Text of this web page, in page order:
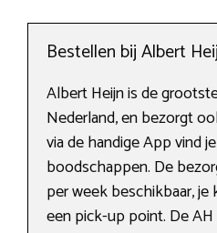
Bestellen bij Albert
Albert Heijn is de
Nederland, en bezorgt
via de handige App vind
boodschappen. De
per week beschikbaar,
een pick-up point. De